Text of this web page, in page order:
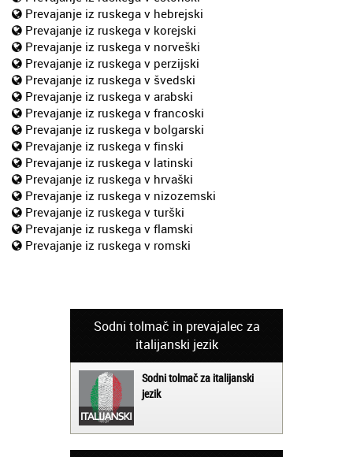
Prevajanje iz ruskega v hebrejski
Prevajanje iz ruskega v korejski
Prevajanje iz ruskega v norveški
Prevajanje iz ruskega v perzijski
Prevajanje iz ruskega v švedski
Prevajanje iz ruskega v arabski
Prevajanje iz ruskega v francoski
Prevajanje iz ruskega v bolgarski
Prevajanje iz ruskega v finski
Prevajanje iz ruskega v latinski
Prevajanje iz ruskega v hrvaški
Prevajanje iz ruskega v nizozemski
Prevajanje iz ruskega v turški
Prevajanje iz ruskega v flamski
Prevajanje iz ruskega v romski
Sodni tolmač in prevajalec za
italijanski jezik
Sodni tolmač za italijanski
jezik